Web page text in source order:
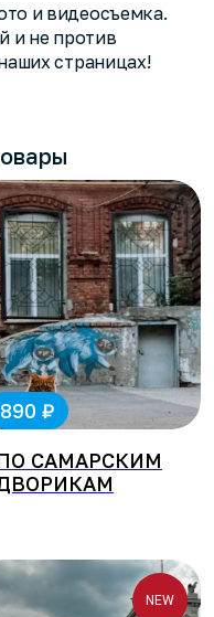
и видеосъемка.
и не против
страницах!
САМАРСКИМ
890 ₽
NEW